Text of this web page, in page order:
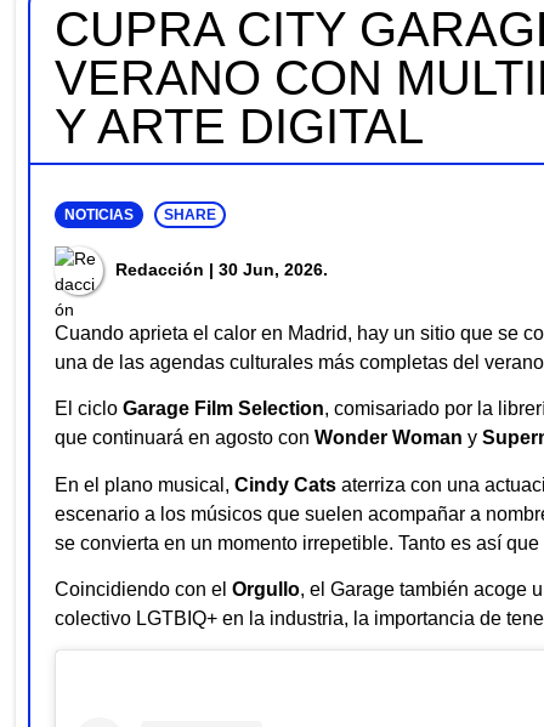
CUPRA CITY
VERANO CON
Y ARTE DIGITAL
NOTICIAS SHARE
Redacción | 30 Jun, 2026.
Cuando aprieta el calor en Madrid, hay un sitio que se
una de las agendas culturales más completas del
El ciclo Garage Film Selection, comisariado por la
que continuará en agosto con Wonder Woman y
En el plano musical, Cindy Cats aterriza con una
escenario a los músicos que suelen acompañar a
se convierta en un momento irrepetible. Tanto es así que
Coincidiendo con el Orgullo, el Garage también acoge
colectivo LGTBIQ+ en la industria, la importancia de